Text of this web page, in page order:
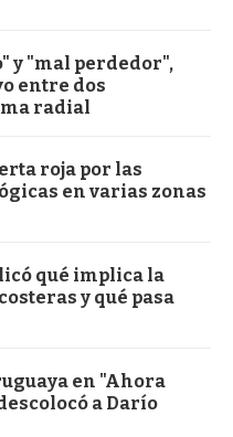
y "mal perdedor",
entre dos
radial
roja por las
en varias zonas
qué implica la
y qué pasa
en "Ahora
a Darío